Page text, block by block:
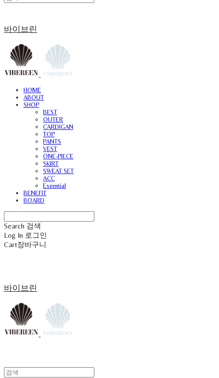
바이브린
HOME
ABOUT
SHOP
BEST
OUTER
CARDIGAN
TOP
PANTS
VEST
ONE-PIECE
SKIRT
SWEAT SET
ACC
Eseential
BENEFIT
BOARD
Search 검색
Log In 로그인
Cart장바구니
바이브린